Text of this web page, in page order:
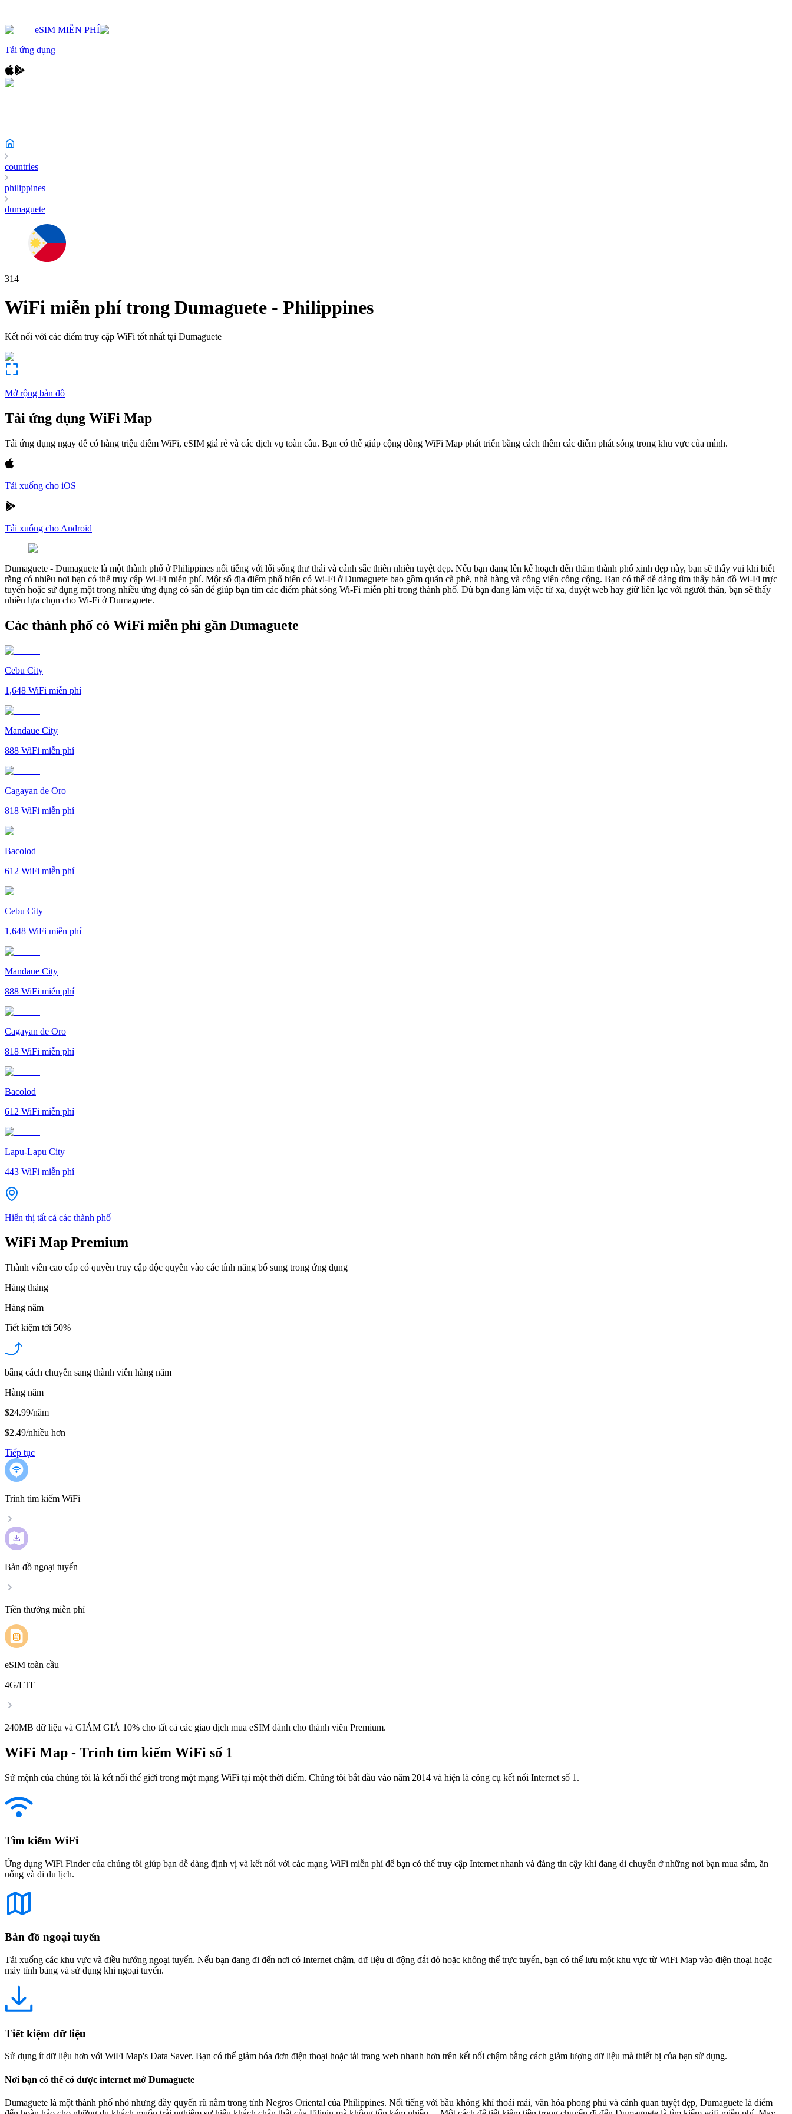
eSIM MIỄN PHÍ
Tải ứng dụng
countries
philippines
dumaguete
314
WiFi miễn phí trong Dumaguete - Philippines
Kết nối với các điểm truy cập WiFi tốt nhất tại Dumaguete
Mở rộng bản đồ
Tải ứng dụng WiFi Map
Tải ứng dụng ngay để có hàng triệu điểm WiFi, eSIM giá rẻ và các dịch vụ toàn cầu. Bạn có thể giúp cộng đồng WiFi Map phát triển bằng cách thêm các điểm phát sóng trong khu vực của mình.
Tải xuống cho iOS
Tải xuống cho Android
Dumaguete - Dumaguete là một thành phố ở Philippines nổi tiếng với lối sống thư thái và cảnh sắc thiên nhiên tuyệt đẹp. Nếu bạn đang lên kế hoạch đến thăm thành phố xinh đẹp này, bạn sẽ thấy vui khi biết
rằng có nhiều nơi bạn có thể truy cập Wi-Fi miễn phí. Một số địa điểm phổ biến có Wi-Fi ở Dumaguete bao gồm quán cà phê, nhà hàng và công viên công cộng. Bạn có thể dễ dàng tìm thấy bản đồ Wi-Fi trực
tuyến hoặc sử dụng một trong nhiều ứng dụng có sẵn để giúp bạn tìm các điểm phát sóng Wi-Fi miễn phí trong thành phố. Dù bạn đang làm việc từ xa, duyệt web hay giữ liên lạc với người thân, bạn sẽ thấy
nhiều lựa chọn cho Wi-Fi ở Dumaguete.
Các thành phố có WiFi miễn phí gần Dumaguete
Cebu City
1,648 WiFi miễn phí
Mandaue City
888 WiFi miễn phí
Cagayan de Oro
818 WiFi miễn phí
Bacolod
612 WiFi miễn phí
Cebu City
1,648 WiFi miễn phí
Mandaue City
888 WiFi miễn phí
Cagayan de Oro
818 WiFi miễn phí
Bacolod
612 WiFi miễn phí
Lapu-Lapu City
443 WiFi miễn phí
Hiển thị tất cả các thành phố
WiFi Map Premium
Thành viên cao cấp có quyền truy cập độc quyền vào các tính năng bổ sung trong ứng dụng
Hàng tháng
Hàng năm
Tiết kiệm tới 50%
bằng cách chuyển sang thành viên hàng năm
Hàng năm
$24.99/năm
$2.49/nhiều hơn
Tiếp tục
Trình tìm kiếm WiFi
Bản đồ ngoại tuyến
Tiền thưởng miễn phí
eSIM toàn cầu
4G/LTE
240MB dữ liệu và GIẢM GIÁ 10% cho tất cả các giao dịch mua eSIM dành cho thành viên Premium.
WiFi Map - Trình tìm kiếm WiFi số 1
Sứ mệnh của chúng tôi là kết nối thế giới trong một mạng WiFi tại một thời điểm. Chúng tôi bắt đầu vào năm 2014 và hiện là công cụ kết nối Internet số 1.
Tìm kiếm WiFi
Ứng dụng WiFi Finder của chúng tôi giúp bạn dễ dàng định vị và kết nối với các mạng WiFi miễn phí để bạn có thể truy cập Internet nhanh và đáng tin cậy khi đang di chuyển ở những nơi bạn mua sắm, ăn
uống và đi du lịch.
Bản đồ ngoại tuyến
Tải xuống các khu vực và điều hướng ngoại tuyến. Nếu bạn đang đi đến nơi có Internet chậm, dữ liệu di động đắt đỏ hoặc không thể trực tuyến, bạn có thể lưu một khu vực từ WiFi Map vào điện thoại hoặc
máy tính bảng và sử dụng khi ngoại tuyến.
Tiết kiệm dữ liệu
Sử dụng ít dữ liệu hơn với WiFi Map's Data Saver. Bạn có thể giảm hóa đơn điện thoại hoặc tải trang web nhanh hơn trên kết nối chậm bằng cách giảm lượng dữ liệu mà thiết bị của bạn sử dụng.
Nơi bạn có thể có được internet mở Dumaguete
Dumaguete là một thành phố nhỏ nhưng đầy quyến rũ nằm trong tỉnh Negros Oriental của Philippines. Nổi tiếng với bầu không khí thoải mái, văn hóa phong phú và cảnh quan tuyệt đẹp, Dumaguete là điểm